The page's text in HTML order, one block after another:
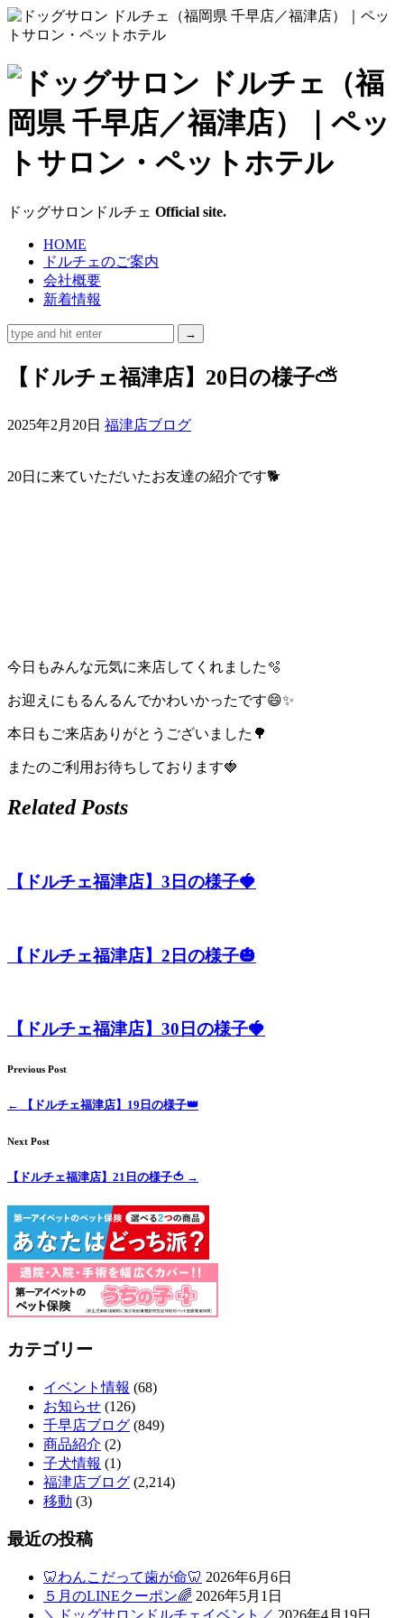
ド
ッ
グ
サ
ロ
ン
ド
ル
ェ
（福
店
／
福
津
｜
ッ
サ
ロ
ン・
ペ
ト
ホ
テ
ル
ドッグサロンドルチェ Official site.
HOME
ドルチェのご案内
会社概要
新着情報
【ドルチェ福津店】20日の様子⛅
2025年2月20日 福津店ブログ
20日に来ていただいたお友達の紹介です🐕
今日もみんな元気に来店してくれました🫧
お迎えにもるんるんでかわいかったです😄✨
本日もご来店ありがとうございました🌳
またのご利用お待ちしております🍓
Related Posts
【ドルチェ福津店】3日の様子🍓
【ドルチェ福津店】2日の様子🎃
【ドルチェ福津店】30日の様子🍓
Previous Post
← 【ドルチェ福津店】19日の様子👑
Next Post
【ドルチェ福津店】21日の様子🍅 →
カテゴリー
イベント情報 (68)
お知らせ (126)
千早店ブログ (849)
商品紹介 (2)
子犬情報 (1)
福津店ブログ (2,214)
移動 (3)
最近の投稿
🦷わんこだって歯が命🦷 2026年6月6日
５月のLINEクーポン🌈 2026年5月1日
＼ドッグサロンドルチェイベント／ 2026年4月19日